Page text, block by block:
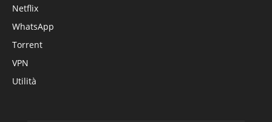
Netflix
WhatsApp
Torrent
VPN
Utilità